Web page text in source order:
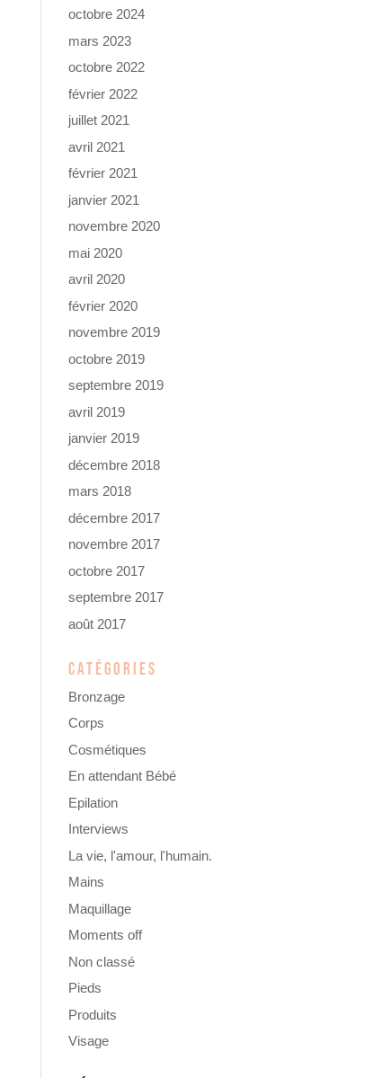
octobre 2024
mars 2023
octobre 2022
février 2022
juillet 2021
avril 2021
février 2021
janvier 2021
novembre 2020
mai 2020
avril 2020
février 2020
novembre 2019
octobre 2019
septembre 2019
avril 2019
janvier 2019
décembre 2018
mars 2018
décembre 2017
novembre 2017
octobre 2017
septembre 2017
août 2017
CATÉGORIES
Bronzage
Corps
Cosmétiques
En attendant Bébé
Epilation
Interviews
La vie, l'amour, l'humain.
Mains
Maquillage
Moments off
Non classé
Pieds
Produits
Visage